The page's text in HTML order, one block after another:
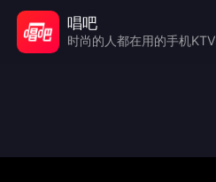
唱吧
时尚的人都在用的手机KTV